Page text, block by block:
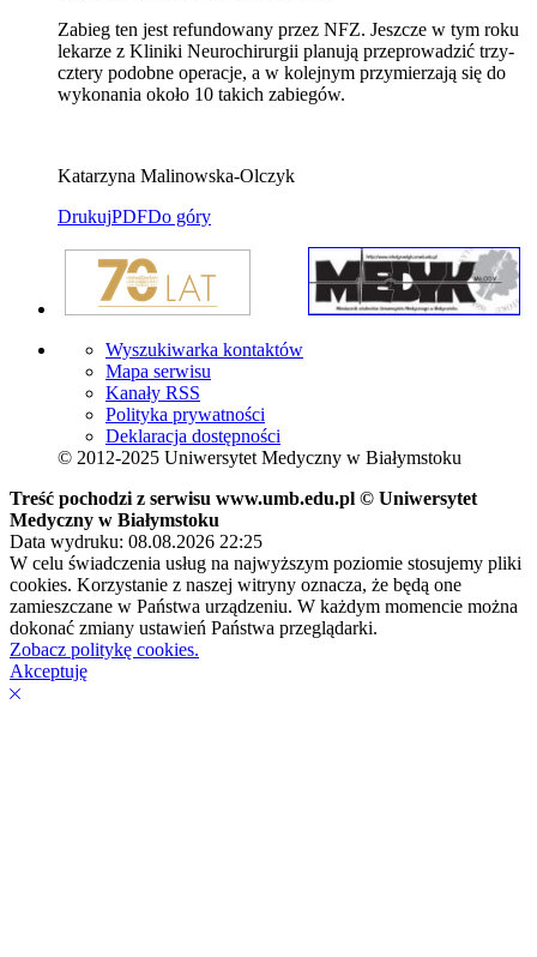
Zabieg ten jest refundowany przez NFZ. Jeszcze w tym roku
lekarze z Kliniki Neurochirurgii planują przeprowadzić trzy-
cztery podobne operacje, a w kolejnym przymierzają się do
wykonania około 10 takich zabiegów.
Katarzyna Malinowska-Olczyk
DrukujPDFDo góry
Wyszukiwarka kontaktów
Mapa serwisu
Kanały RSS
Polityka prywatności
Deklaracja dostępności
© 2012-2025 Uniwersytet Medyczny w Białymstoku
Treść pochodzi z serwisu www.umb.edu.pl © Uniwersytet
Medyczny w Białymstoku
Data wydruku: 08.08.2026 22:25
W celu świadczenia usług na najwyższym poziomie stosujemy pliki
cookies. Korzystanie z naszej witryny oznacza, że będą one
zamieszczane w Państwa urządzeniu. W każdym momencie można
dokonać zmiany ustawień Państwa przeglądarki.
Zobacz politykę cookies.
Akceptuję